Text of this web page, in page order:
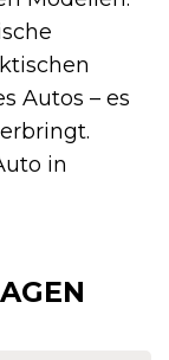
Autos – es
in